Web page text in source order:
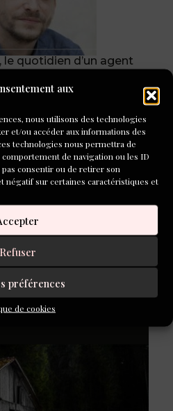
aux
nous utilisons des technologies
et/ou accéder aux informations des
technologies nous permettra de
de navigation ou les ID
consentir ou de retirer son
négatif sur certaines caractéristiques et
Refuser
préférences
de cookies
quotidien d’un agent
NOUVELLES
CONCOURS DE